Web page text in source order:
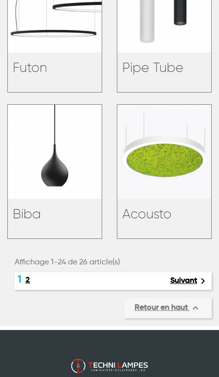
Futon Pipe Tube
Biba Acousto
Affichage 1-24 de 26 article(s)
1 2 Suivant
Retour en haut 